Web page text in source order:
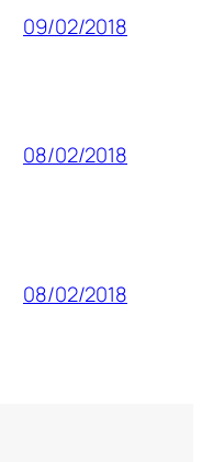
09/02/2018
08/02/2018
08/02/2018